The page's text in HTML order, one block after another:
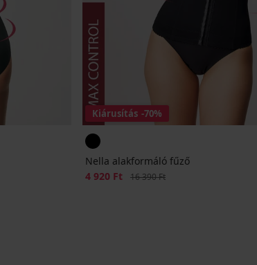
Kiárusítás -70%
Nella alakformáló fűző
Kedvezmény
4 920 Ft Eredeti ár
16 390 Ft